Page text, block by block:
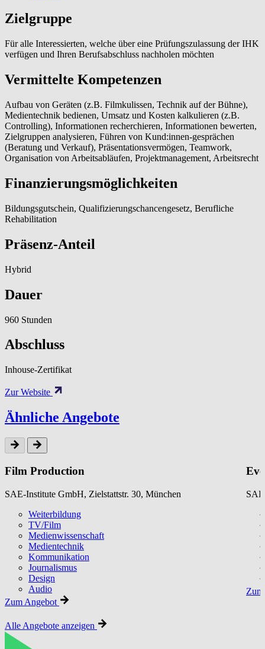
Zielgruppe
Für alle Interessierten, welche über eine Prüfungszulassung der IHK
verfügen und Ihren Berufsabschluss nachholen möchten
Vermittelte Kompetenzen
Aufbau von Geräten (z.B. Filmkulissen, Technik auf der Bühne),
Medientechnik bedienen, Umsatz und Kosten kalkulieren (z.B.
Controlling), Informationen recherchieren, Informationen bewerten,
Zielgruppen analysieren, Führen von Kund:innen-gesprächen
(Beratung und Verkauf), Präsentationsvermögen, Teamwork,
Organisation von Arbeitsabläufen, Projektmanagement, Arbeitsrecht
Finanzierungsmöglichkeiten
Bildungsgutschein, Qualifizierungschancengesetz, Berufliche
Rehabilitation
Präsenz-Anteil
Hybrid
Dauer
960 Stunden
Abschluss
Inhouse-Zertifikat
Zur Website
Ähnliche Angebote
Film Production
SAE-Institute GmbH, Zielstattstr. 30, München
Weiterbildung
TV/Film
Medienwissenschaft
Medientechnik
Kommunikation
Journalismus
Design
Audio
Zum Angebot
Alle Angebote anzeigen